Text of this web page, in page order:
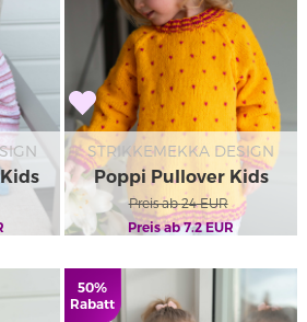
STRIKKEMEKKA DESIGN
Poppi Pullover Kids
Preis ab 24EUR
Preis ab 7.2EUR
50%
Rabatt